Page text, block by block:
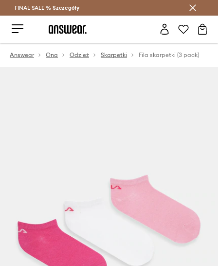
Oszczędzaj z Answear Club >
FINAL SALE % Szczegóły
Answear Ona Odzież Skarpetki Fila skarpetki (3 pack)